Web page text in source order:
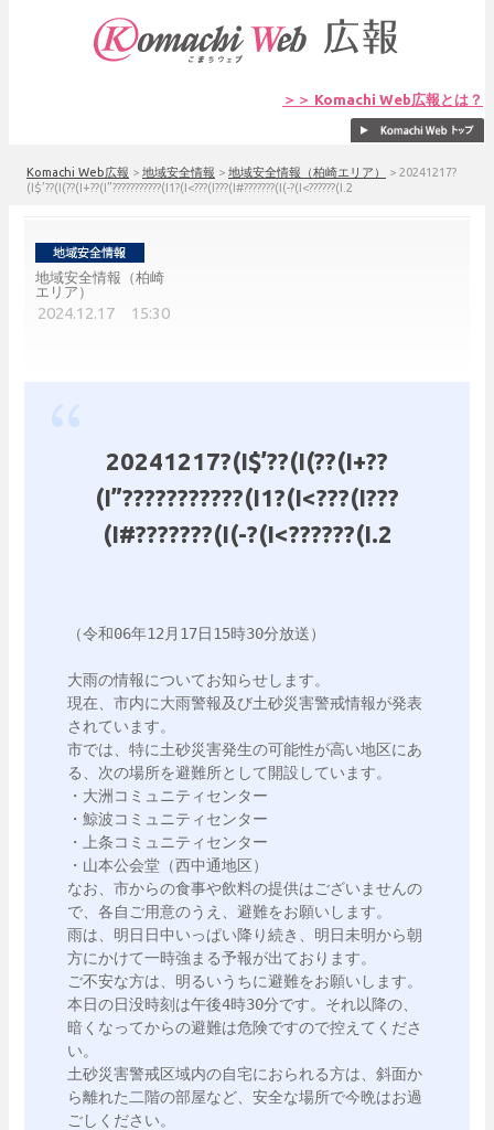
＞＞ Komachi Web広報とは？
Komachi Web広報 > 地域安全情報 > 地域安全情報（柏崎エリア） > 20241217?
(I$’??(I(??(I+??(I”???????????(I1?(I<???(I???(I#???????(I(-?(I<??????(I.2
地域安全情報（柏崎
エリア）
2024.12.17 15:30
20241217?(I$’??(I(??(I+??
(I”???????????(I1?(I<???(I???
(I#???????(I(-?(I<??????(I.2
（令和06年12月17日15時30分放送）
大雨の情報についてお知らせします。
現在、市内に大雨警報及び土砂災害警戒情報が発表
されています。
市では、特に土砂災害発生の可能性が高い地区にあ
る、次の場所を避難所として開設しています。
・大洲コミュニティセンター
・鯨波コミュニティセンター
・上条コミュニティセンター
・山本公会堂（西中通地区）
なお、市からの食事や飲料の提供はございませんの
で、各自ご用意のうえ、避難をお願いします。
雨は、明日日中いっぱい降り続き、明日未明から朝
方にかけて一時強まる予報が出ております。
ご不安な方は、明るいうちに避難をお願いします。
本日の日没時刻は午後4時30分です。それ以降の、
暗くなってからの避難は危険ですので控えてくださ
い。
土砂災害警戒区域内の自宅におられる方は、斜面か
ら離れた二階の部屋など、安全な場所で今晩はお過
ごしください。